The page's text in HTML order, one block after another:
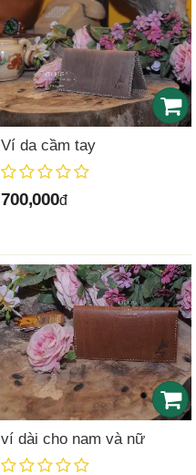
Ví da cầm tay
700,000đ
ví dài cho nam và nữ